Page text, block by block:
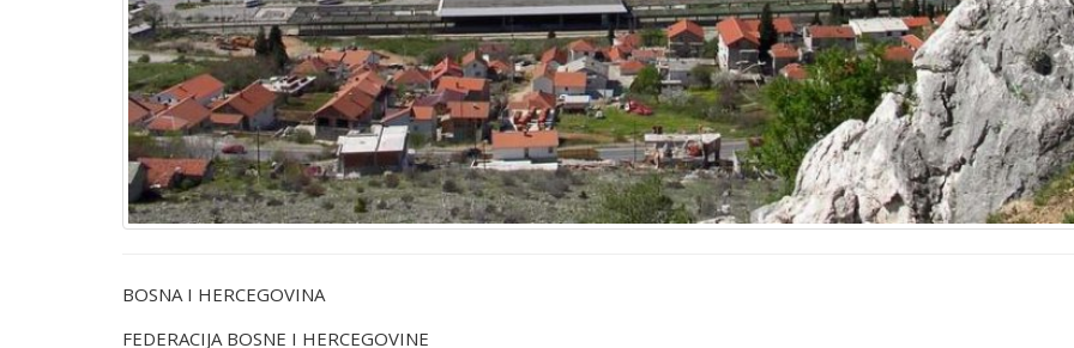
BOSNA I HERCEGOVINA
FEDERACIJA BOSNE I HERCEGOVINE